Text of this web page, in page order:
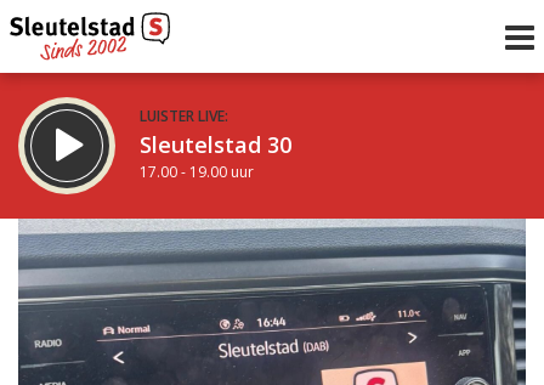
LUISTER LIVE:
Sleutelstad 30
17.00 - 19.00 uur
STRAKS:
De avond van Sleutelstad
19.00 - 0.00 uur
Vorig uur
uur 1 van 0 Volgend uur